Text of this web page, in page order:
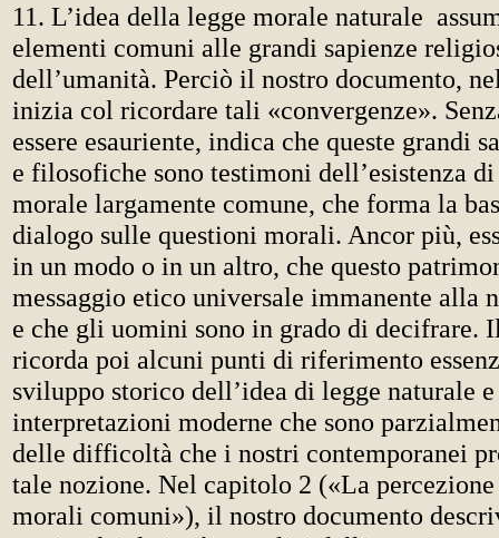
11. L’idea della legge morale naturale
elementi comuni alle grandi sapienze
dell’umanità. Perciò il nostro documento,
inizia col ricordare tali «convergenze».
essere esauriente, indica che queste grandi
e filosofiche sono testimoni dell’esistenza
morale largamente comune, che forma la
dialogo sulle questioni morali. Ancor più,
in un modo o in un altro, che questo
messaggio etico universale immanente alla
e che gli uomini sono in grado di decifrare.
ricorda poi alcuni punti di riferimento
sviluppo storico dell’idea di legge naturale
interpretazioni moderne che sono
delle difficoltà che i nostri contemporanei
tale nozione. Nel capitolo 2 («La
morali comuni»), il nostro documento